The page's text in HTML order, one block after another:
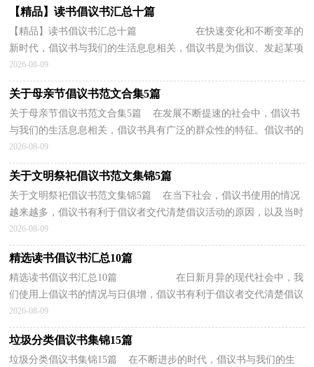
【精品】读书倡议书汇总十篇
【精品】读书倡议书汇总十篇 在快速变化和不断变革的
新时代，倡议书与我们的生活息息相关，倡议书是为倡议、发起某项
活动而写的号召性的公开提议性的专用...
2026-08-09
关于母亲节倡议书范文合集5篇
关于母亲节倡议书范文合集5篇 在发展不断提速的社会中，倡议书
与我们的生活息息相关，倡议书具有广泛的群众性的特征。倡议书的
注意事项有许多，你确定会写吗？下面是小编精心整...
2026-08-09
关于文明祭祀倡议书范文集锦5篇
关于文明祭祀倡议书范文集锦5篇 在当下社会，倡议书使用的情况
越来越多，倡议书有利于倡议者交代清楚倡议活动的原因，以及当时
的各种背景事实。相信许多人会觉得倡议书很难写...
2026-08-09
精选读书倡议书汇总10篇
精选读书倡议书汇总10篇 在日新月异的现代社会中，我
们使用上倡议书的情况与日俱增，倡议书有利于倡议者交代清楚倡议
活动的原因，以及当时的各种背景事实。...
2026-08-09
垃圾分类倡议书集锦15篇
垃圾分类倡议书集锦15篇 在不断进步的时代，倡议书与我们的生